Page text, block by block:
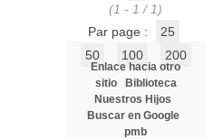
(1 - 1 / 1)
Par page :
25
50
100 200
Enlace hacia otro
sitio
Biblioteca
Nuestros Hijos
Buscar en Google
pmb